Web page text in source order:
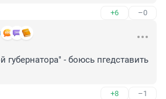
+6 –0
губернатора" - боюсь пгедставить
+8 –1